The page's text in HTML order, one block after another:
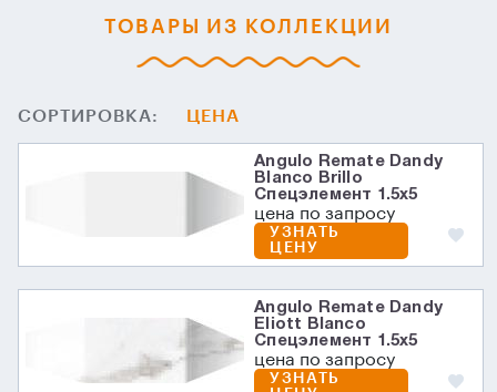
ТОВАРЫ ИЗ КОЛЛЕКЦИИ
СОРТИРОВКА: ЦЕНА
Angulo Remate Dandy
Blanco Brillo
Спецэлемент 1.5x5
цена по запросу
УЗНАТЬ
ЦЕНУ
Angulo Remate Dandy
Eliott Blanco
Спецэлемент 1.5x5
цена по запросу
УЗНАТЬ